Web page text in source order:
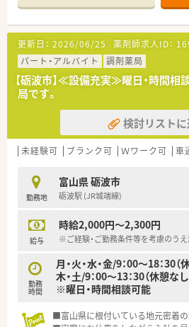
更新日： 2026/06/25 薬剤師求人ID：
パート・アルバイト
調剤薬局
【砺波市】≪設備充実≫曜日・時間相
局です。
検討リスト
未経験可 ブランク可 Ｗワーク可 車
勤務地
富山県 砺波市
砺波駅 (JR城端線)
給与
時給2,000円～2,300円
※ご経験・ご勤務条件等を考慮のう
勤務
時間
月・火・水・金/9：00～18：30（
木・土/9：00～13：30（休憩なし
※曜日・時間相談可能
■富山県に根付いている地元密着の